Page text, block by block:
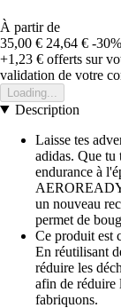
À partir de
35,00 € 24,64 € -30%
+1,23 € offerts sur
validation de votre
Loading...
Description
Laisse tes
adidas. Que tu
endurance à
AEROREADY
un nouveau
permet de
Ce produit est
En réutilisant
réduire les
afin de réduire
fabriquons.